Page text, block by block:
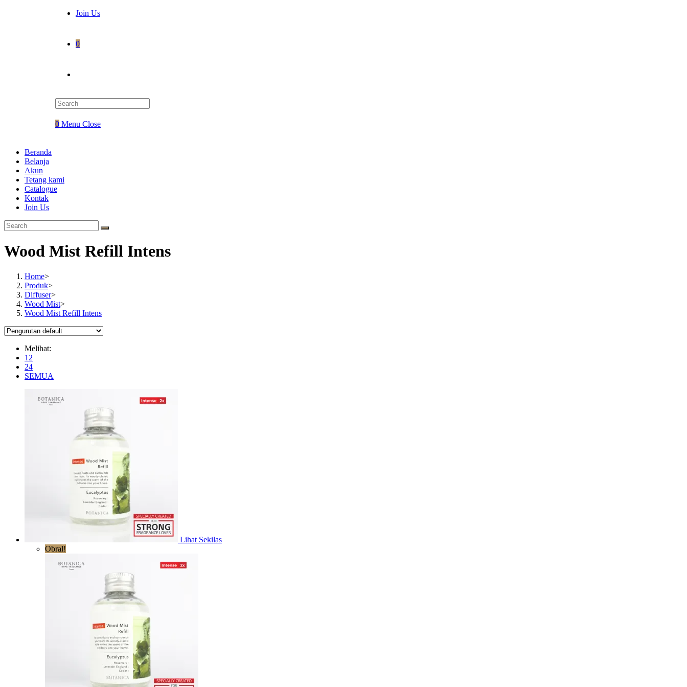
Join Us
0
website
0 Menu Close
Beranda
Belanja
Akun
Tetang kami
Catalogue
Kontak
Join Us
Wood Mist Refill Intens
Home>
Produk>
Diffuser>
Wood Mist>
Wood Mist Refill Intens
Melihat:
12
24
SEMUA
Lihat Sekilas
Obral!